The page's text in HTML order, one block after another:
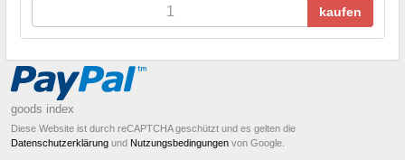
kaufen
goods index
Diese Website ist durch reCAPTCHA geschützt und es gelten die
Datenschutzerklärung und Nutzungsbedingungen von Google.